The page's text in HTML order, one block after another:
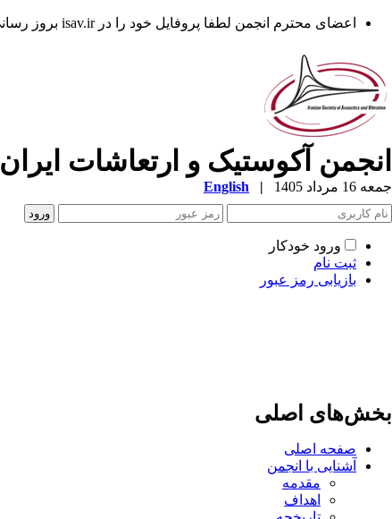
اعضای محترم انجمن لطفا پروفایل خود را در isav.ir بروز رسانی فرمایند.
انجمن آکوستیک و ارتعاشات ایران
جمعه 16 مرداد 1405 |
English
ورود خودکار
ثبت نام
بازیابی رمز عبور
بخش‌های اصلی
صفحه اصلی
آشنایی با انجمن
مقدمه
اهداف